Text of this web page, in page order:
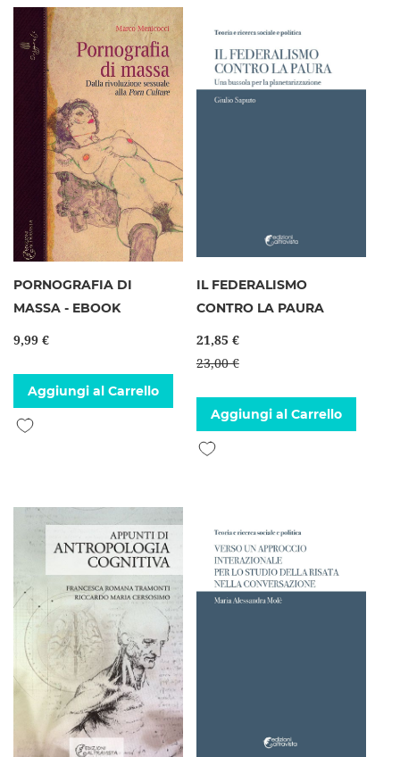
PORNOGRAFIA DI
MASSA - EBOOK
9,99 €
Aggiungi al Carrello
Aggiungi alla lista desideri
IL FEDERALISMO
CONTRO LA PAURA
21,85 €
23,00 €
Aggiungi al Carrello
Aggiungi alla lista desideri